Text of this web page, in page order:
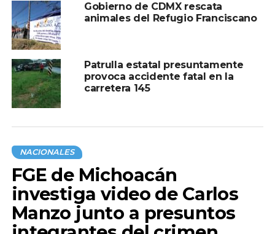
Gobierno de CDMX rescata
animales del Refugio Franciscano
Patrulla estatal presuntamente
provoca accidente fatal en la
carretera 145
NACIONALES
FGE de Michoacán
investiga video de Carlos
Manzo junto a presuntos